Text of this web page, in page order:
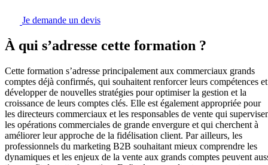
Je demande un devis
À qui s’adresse cette formation ?
Cette formation s’adresse principalement aux commerciaux grands
comptes déjà confirmés, qui souhaitent renforcer leurs compétences et
développer de nouvelles stratégies pour optimiser la gestion et la
croissance de leurs comptes clés. Elle est également appropriée pour
les directeurs commerciaux et les responsables de vente qui
les opérations commerciales de grande envergure et qui cherchent à
améliorer leur approche de la fidélisation client. Par ailleurs, les
professionnels du marketing B2B souhaitant mieux comprendre les
dynamiques et les enjeux de la vente aux grands comptes peuvent